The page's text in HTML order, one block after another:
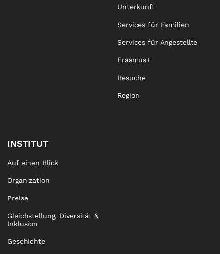
Unterkunft
Services für Familien
Services für Angestellte
Erasmus+
Besuche
Region
INSTITUT
Auf einen Blick
Organization
Preise
Gleichstellung, Diversität &
Inklusion
Geschichte